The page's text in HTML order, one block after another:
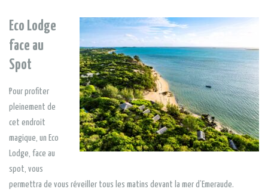
Eco Lodge
face au
Spot
Pour profiter
pleinement de
cet endroit
magique, un Eco
Lodge, face au
spot, vous
permettra de vous réveiller tous les matins devant la mer d’Emeraude.